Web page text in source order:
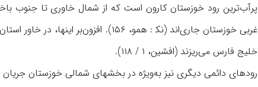
پرآب‌ترین رود خوزستان کارون است که از شمال خاوری تا جنوب
غربی خوزستان جاری‌اند (نک‍ : همو،
خلیج فارس می‌ریزند (افشین، ۱ / ۱۱۸).
رودهای دائمی دیگری نیز به‌ویژه در بخشهای شمالی خوزستان جریان